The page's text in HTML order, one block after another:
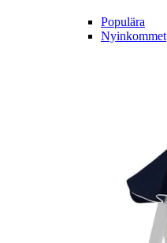
Populära
Nyinkommet